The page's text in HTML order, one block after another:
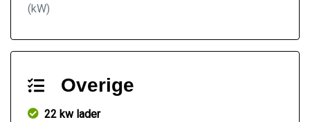
(kW)
Overige
22 kw lader